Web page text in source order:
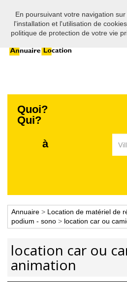
Bienvenue sur l'annuaire des
France
Quoi?
Qui?
à
Annuaire > Location de matériel de
podium - sono > location car ou
location car ou
animation
En poursuivant votre navigation
l'installation et l'utilisation de
politique de protection de votre vie